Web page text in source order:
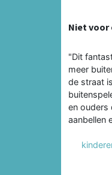
Niet voor
"Dit
meer
de straat
en ouders
aanbellen